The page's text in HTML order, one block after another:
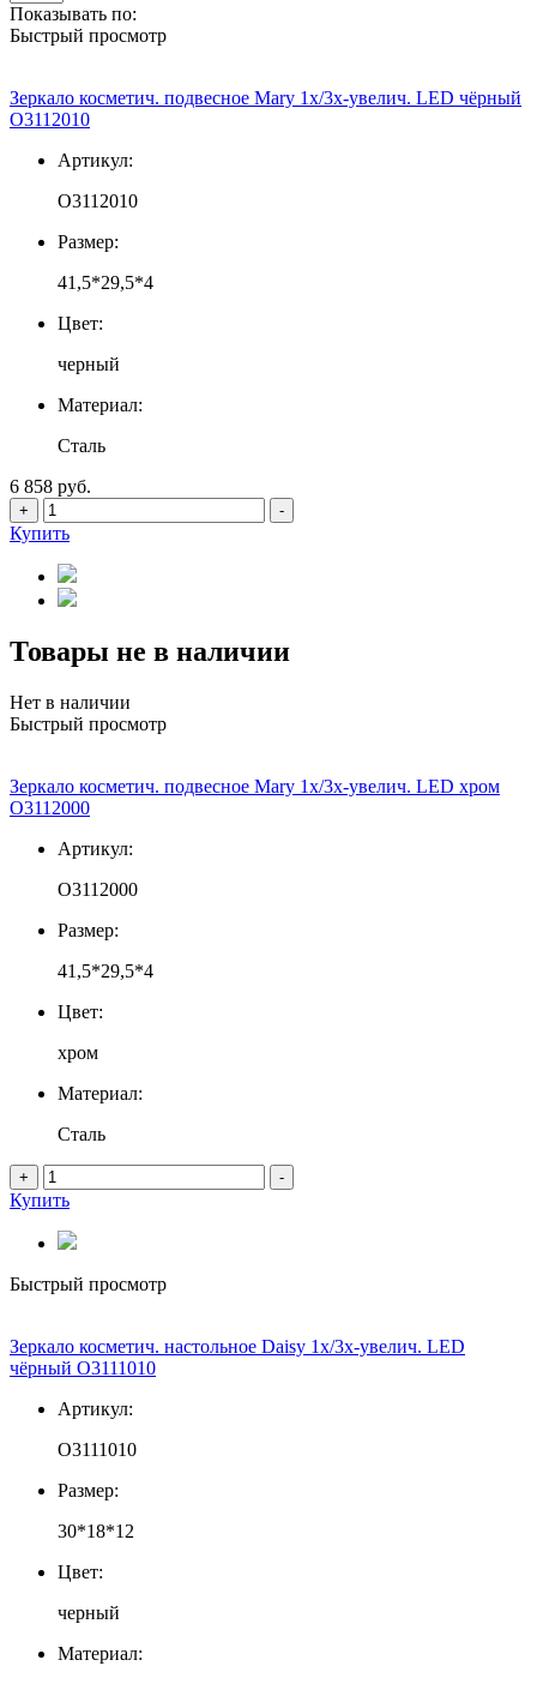
Показывать по:
Быстрый просмотр
Зеркало косметич. подвесное Mary 1х/3х-увелич. LED чёрный
О3112010
Артикул:
О3112010
Размер:
41,5*29,5*4
Цвет:
черный
Материал:
Сталь
6 858 руб.
+ -
Купить
Товары не в наличии
Нет в наличии
Быстрый просмотр
Зеркало косметич. подвесное Mary 1х/3х-увелич. LED хром
О3112000
Артикул:
О3112000
Размер:
41,5*29,5*4
Цвет:
хром
Материал:
Сталь
+ -
Купить
Быстрый просмотр
Зеркало косметич. настольное Daisy 1х/3х-увелич. LED
чёрный О3111010
Артикул:
О3111010
Размер:
30*18*12
Цвет:
черный
Материал: